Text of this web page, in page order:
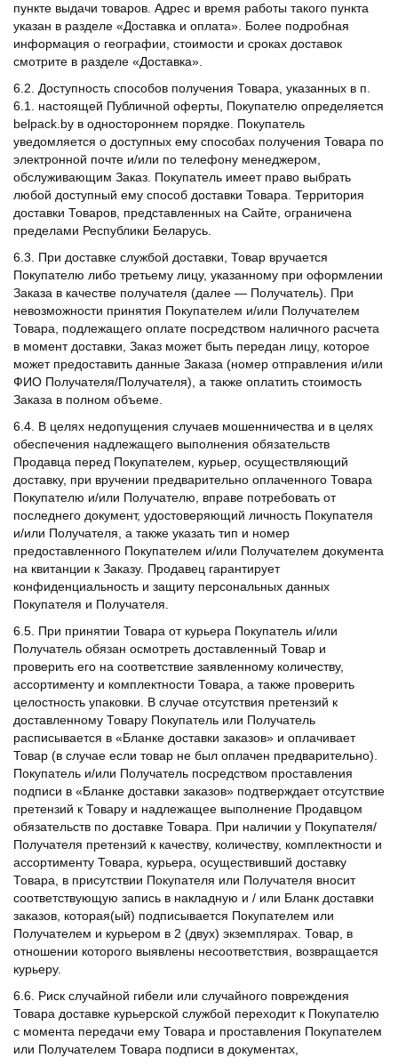
пункте выдачи товаров. Адрес и время работы такого пункта
указан в разделе «Доставка и оплата». Более подробная
информация о географии, стоимости и сроках доставок
смотрите в разделе «Доставка».
6.2. Доступность способов получения Товара, указанных в п.
6.1. настоящей Публичной оферты, Покупателю определяется
belpack.by в одностороннем порядке. Покупатель
уведомляется о доступных ему способах получения Товара по
электронной почте и/или по телефону менеджером,
обслуживающим Заказ. Покупатель имеет право выбрать
любой доступный ему способ доставки Товара. Территория
доставки Товаров, представленных на Сайте, ограничена
пределами Республики Беларусь.
6.3. При доставке службой доставки, Товар вручается
Покупателю либо третьему лицу, указанному при оформлении
Заказа в качестве получателя (далее — Получатель). При
невозможности принятия Покупателем и/или Получателем
Товара, подлежащего оплате посредством наличного расчета
в момент доставки, Заказ может быть передан лицу, которое
может предоставить данные Заказа (номер отправления и/или
ФИО Получателя/Получателя), а также оплатить стоимость
Заказа в полном объеме.
6.4. В целях недопущения случаев мошенничества и в целях
обеспечения надлежащего выполнения обязательств
Продавца перед Покупателем, курьер, осуществляющий
доставку, при вручении предварительно оплаченного Товара
Покупателю и/или Получателю, вправе потребовать от
последнего документ, удостоверяющий личность Покупателя
и/или Получателя, а также указать тип и номер
предоставленного Покупателем и/или Получателем документа
на квитанции к Заказу. Продавец гарантирует
конфиденциальность и защиту персональных данных
Покупателя и Получателя.
6.5. При принятии Товара от курьера Покупатель и/или
Получатель обязан осмотреть доставленный Товар и
проверить его на соответствие заявленному количеству,
ассортименту и комплектности Товара, а также проверить
целостность упаковки. В случае отсутствия претензий к
доставленному Товару Покупатель или Получатель
расписывается в «Бланке доставки заказов» и оплачивает
Товар (в случае если товар не был оплачен предварительно).
Покупатель и/или Получатель посредством проставления
подписи в «Бланке доставки заказов» подтверждает отсутствие
претензий к Товару и надлежащее выполнение Продавцом
обязательств по доставке Товара. При наличии у Покупателя/
Получателя претензий к качеству, количеству, комплектности и
ассортименту Товара, курьера, осуществивший доставку
Товара, в присутствии Покупателя или Получателя вносит
соответствующую запись в накладную и / или Бланк доставки
заказов, которая(ый) подписывается Покупателем или
Получателем и курьером в 2 (двух) экземплярах. Товар, в
отношении которого выявлены несоответствия, возвращается
курьеру.
6.6. Риск случайной гибели или случайного повреждения
Товара доставке курьерской службой переходит к Покупателю
с момента передачи ему Товара и проставления Покупателем
или Получателем Товара подписи в документах,